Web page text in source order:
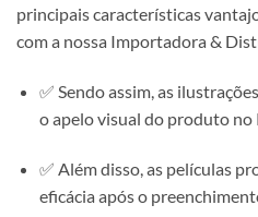
principais características
com a nossa Importadora &
✅ Sendo assim, as
o apelo visual do produto no
✅ Além disso, as películas
eficácia após o